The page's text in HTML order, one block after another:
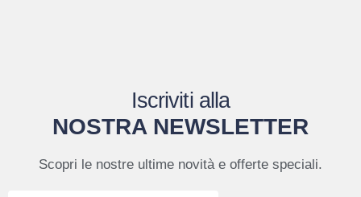
Iscriviti alla
NOSTRA NEWSLETTER
Scopri le nostre ultime novità e offerte speciali.